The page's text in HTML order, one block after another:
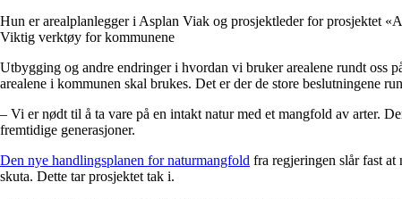
Hun er arealplanlegger i Asplan Viak og prosjektleder for prosjektet
Viktig verktøy for kommunene
Utbygging og andre endringer i hvordan vi bruker arealene rundt oss
arealene i kommunen skal brukes. Det er der de store beslutningene
– Vi er nødt til å ta vare på en intakt natur med et mangfold av arter.
fremtidige generasjoner.
Den nye handlingsplanen for naturmangfold fra regjeringen slår fast
skuta. Dette tar prosjektet tak i.